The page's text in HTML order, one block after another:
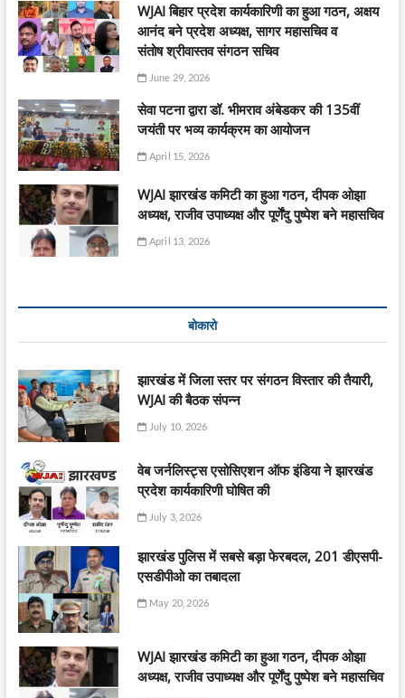
WJAI बिहार प्रदेश कार्यकारिणी का हुआ गठन, अक्षय
आनंद बने प्रदेश अध्यक्ष, सागर महासचिव व
संतोष श्रीवास्तव संगठन सचिव
June 29, 2026
सेवा पटना द्वारा डॉ. भीमराव अंबेडकर की 135वीं
जयंती पर भव्य कार्यक्रम का आयोजन
April 15, 2026
WJAI झारखंड कमिटी का हुआ गठन, दीपक ओझा
अध्यक्ष, राजीव उपाध्यक्ष और पूर्णेंदु पुष्पेश बने महासचिव
April 13, 2026
बोकारो
झारखंड में जिला स्तर पर संगठन विस्तार की तैयारी,
WJAI की बैठक संपन्न
July 10, 2026
वेब जर्नलिस्ट्स एसोसिएशन ऑफ इंडिया ने झारखंड
प्रदेश कार्यकारिणी घोषित की
July 3, 2026
झारखंड पुलिस में सबसे बड़ा फेरबदल, 201 डीएसपी-
एसडीपीओ का तबादला
May 20, 2026
WJAI झारखंड कमिटी का हुआ गठन, दीपक ओझा
अध्यक्ष, राजीव उपाध्यक्ष और पूर्णेंदु पुष्पेश बने महासचिव